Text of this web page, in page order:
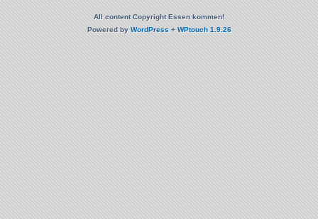
All content Copyright Essen kommen!
Powered byWordPress+WPtouch 1.9.26